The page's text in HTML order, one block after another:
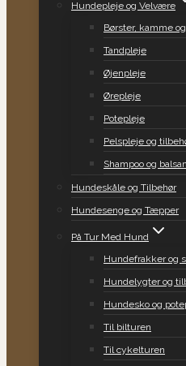
Hundepleje og Velvære
Børster, kamme
Tandpleje
Øjenpleje
Ørepleje
Potepleje
Pelspleje og
Shampoo og
Hundeskåle og Tilbehør
Hundesenge og Tæpper
På Tur Med Hund
Hundefrakker og
Hundelygter og
Hundesko og
Til bilturen
Til cykelturen